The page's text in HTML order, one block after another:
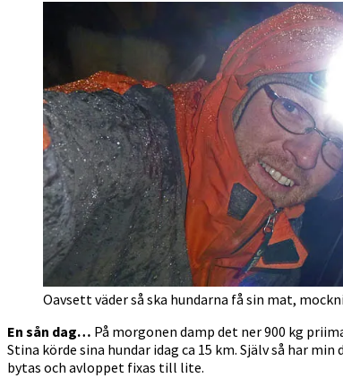
Oavsett väder så ska hundarna få sin mat,
En sån dag… På morgonen damp det ner 900 kg
Stina körde sina hundar idag ca 15 km. Själv så har
bytas och avloppet fixas till lite.